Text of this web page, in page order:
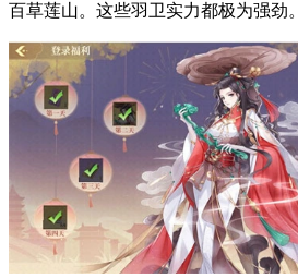
百草莲山。这些羽卫实力都极为强劲。